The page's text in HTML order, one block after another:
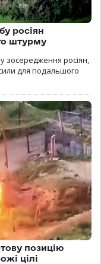
росіян
штурму
зосередження росіян,
для подальшого
позицію
цілі